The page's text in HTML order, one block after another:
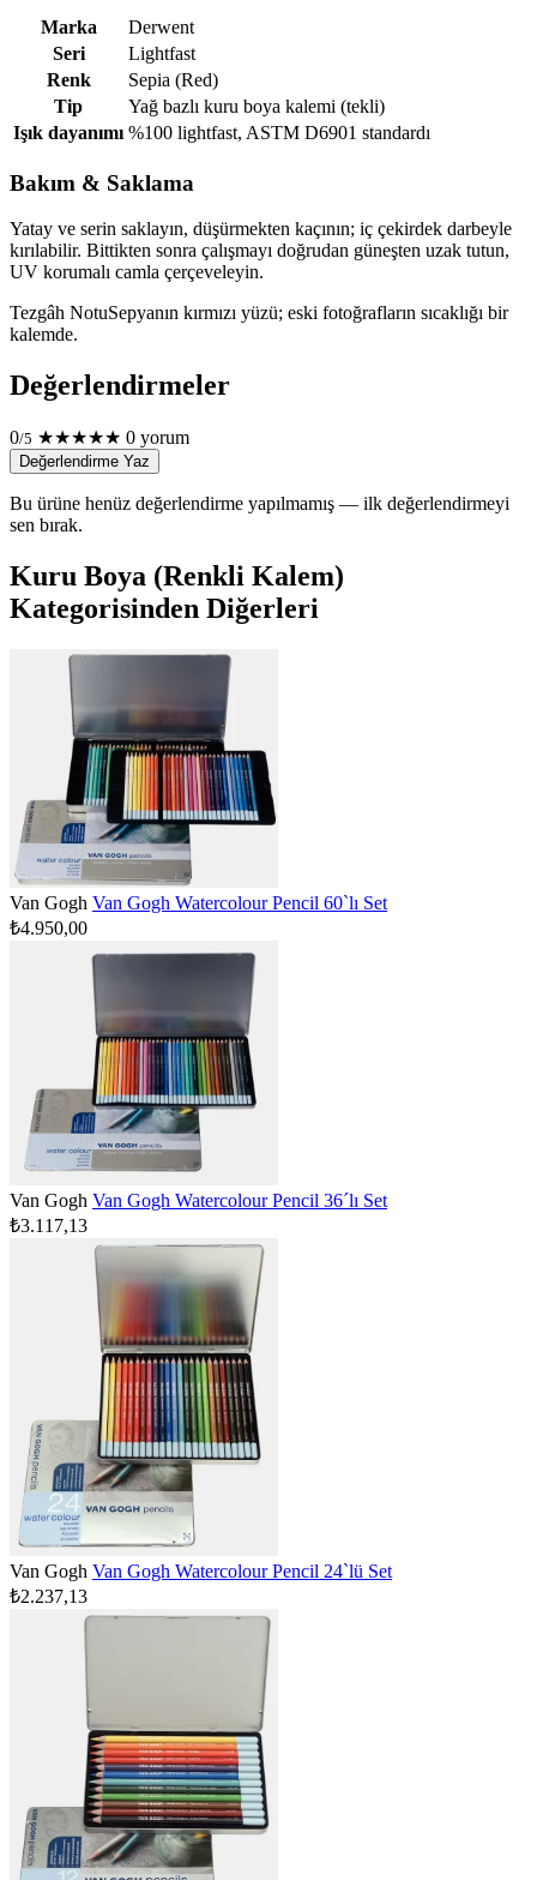
Marka
Derwent
Seri
Lightfast
Renk
Sepia (Red)
Tip
Yağ bazlı kuru boya kalemi (tekli)
Işık dayanımı %100 lightfast, ASTM D6901 standardı
Bakım & Saklama
Yatay ve serin saklayın, düşürmekten kaçının; iç çekirdek darbeyle
kırılabilir. Bittikten sonra çalışmayı doğrudan güneşten uzak tutun,
UV korumalı camla çerçeveleyin.
Tezgâh NotuSepyanın kırmızı yüzü; eski fotoğrafların sıcaklığı bir
kalemde.
Değerlendirmeler
0/5 ★★★★★ 0 yorum
Değerlendirme Yaz
Bu ürüne henüz değerlendirme yapılmamış — ilk değerlendirmeyi
sen bırak.
Kuru Boya (Renkli Kalem)
Kategorisinden Diğerleri
Van Gogh Van Gogh Watercolour Pencil 60`lı Set
₺4.950,00
Van Gogh Van Gogh Watercolour Pencil 36´lı Set
₺3.117,13
Van Gogh Van Gogh Watercolour Pencil 24`lü Set
₺2.237,13